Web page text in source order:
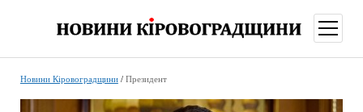
меню
Новини Кіровоградщини/ Президент